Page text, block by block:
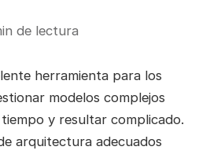
de lectura
herramienta para los
modelos complejos
y resultar complicado.
arquitectura adecuados